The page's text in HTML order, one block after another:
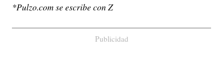
*Pulzo.com se escribe con Z
Publicidad